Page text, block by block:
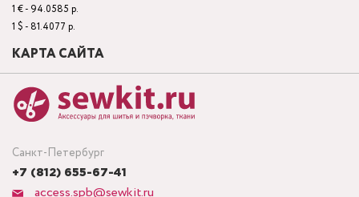
Санкт-Петербург
+7 (812) 655-67-41
access.spb@sewkit.ru
1 € - 94.0585 р.
1 $ - 81.4077 р.
КАРТА САЙТА